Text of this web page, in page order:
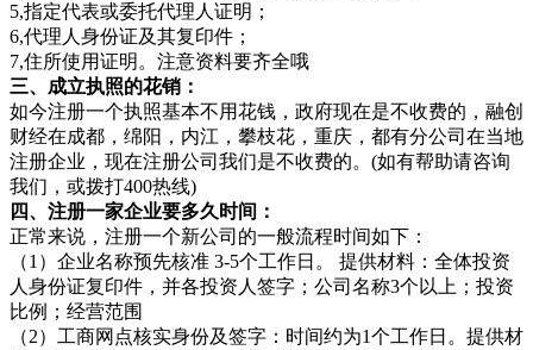
5,指定代表或委托代理人证明；
6,代理人身份证及其复印件；
7,住所使用证明。注意资料要齐全哦
三、成立执照的花销：
如今注册一个执照基本不用花钱，政府现在是不收费的，融创
财经在成都，绵阳，内江，攀枝花，重庆，都有分公司在当地
注册企业，现在注册公司我们是不收费的。(如有帮助请咨询
我们，或拨打400热线)
四、注册一家企业要多久时间：
正常来说，注册一个新公司的一般流程时间如下：
（1）企业名称预先核准 3-5个工作日。 提供材料：全体投资
人身份证复印件，并各投资人签字；公司名称3个以上；投资
比例；经营范围
（2）工商网点核实身份及签字：时间约为1个工作日。提供材